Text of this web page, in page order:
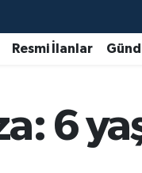
Resmi İlanlar
6